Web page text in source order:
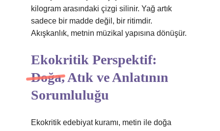
kilogram arasındaki çizgi silinir. Yağ artık
sadece bir madde değil, bir ritimdir.
Akışkanlık, metnin müzikal yapısına dönüşür.
Ekokritik Perspektif:
Doğa, Atık ve Anlatının
Sorumluluğu
Ekokritik edebiyat kuramı, metin ile doğa